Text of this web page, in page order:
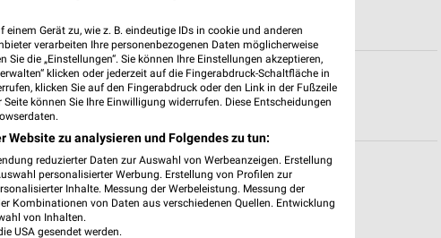
Baden
für Freudenstadt
Gerät zu, wie z. B. eindeutige IDs in cookie und anderen
verarbeiten Ihre personenbezogenen Daten möglicherweise
die „Einstellungen“. Sie können Ihre Einstellungen akzeptieren,
klicken oder jederzeit auf die Fingerabdruck-Schaltfläche in
klicken Sie auf den Fingerabdruck oder den Link in der Fußzeile
können Sie Ihre Einwilligung widerrufen. Diese Entscheidungen
Website zu analysieren und Folgendes zu tun:
reduzierter Daten zur Auswahl von Werbeanzeigen. Erstellung
personalisierter Werbung. Erstellung von Profilen zur
Inhalte. Messung der Werbeleistung. Messung der
Kombinationen von Daten aus verschiedenen Quellen. Entwicklung
von Inhalten.
USA gesendet werden.